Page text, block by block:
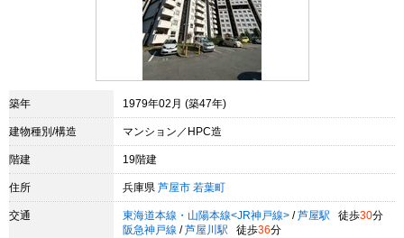
築年 1979年02月 (築47年)
建物種別/構造 マンション／HPC造
階建 19階建
住所 兵庫県 芦屋市 若葉町
交通 東海道本線・山陽本線<JR神戸線> / 芦屋駅 徒歩30分
阪急神戸線 / 芦屋川駅 徒歩36分